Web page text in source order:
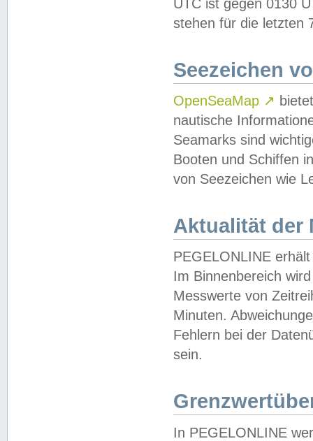
UTC ist gegen 0130
stehen für die letzten
Seezeichen
OpenSeaMap ↗
nautische
Seamarks sind
Booten und Schiffen
von Seezeichen wie
Aktualität der
PEGELONLINE
Im Binnenbereich
Messwerte von
Minuten.
Fehlern bei der
sein.
In PEGELONLINE